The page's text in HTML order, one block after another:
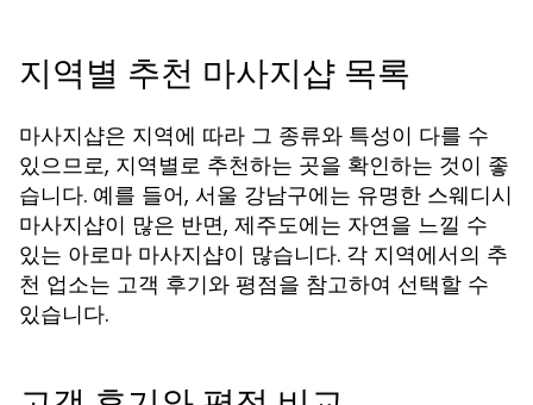
지역별 추천 마사지샵 목록
마사지샵은 지역에 따라 그 종류와 특성이 다를 수
있으므로, 지역별로 추천하는 곳을 확인하는 것이 좋
습니다. 예를 들어, 서울 강남구에는 유명한 스웨디시
마사지샵이 많은 반면, 제주도에는 자연을 느낄 수
있는 아로마 마사지샵이 많습니다. 각 지역에서의 추
천 업소는 고객 후기와 평점을 참고하여 선택할 수
있습니다.